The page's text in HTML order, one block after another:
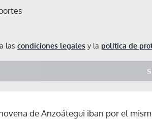
las condiciones legales y la política de
de Anzoátegui iban por el